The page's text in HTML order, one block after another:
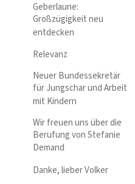
Geberlaune:
Großzügigkeit neu
entdecken
Relevanz
Neuer Bundessekretär
für Jungschar und Arbeit
mit Kindern
Wir freuen uns über die
Berufung von Stefanie
Demand
Danke, lieber Volker